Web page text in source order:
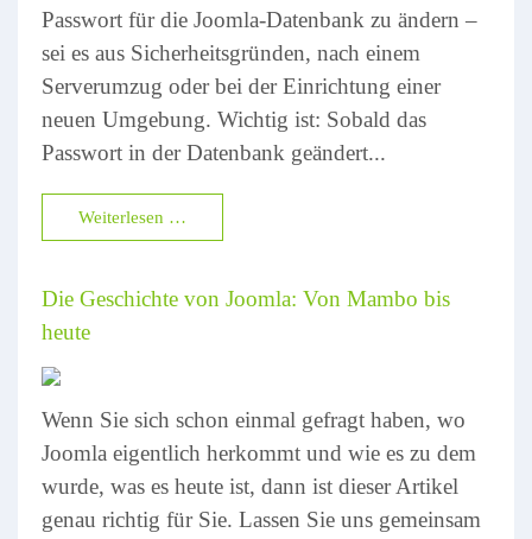
Passwort für die Joomla-Datenbank zu ändern –
sei es aus Sicherheitsgründen, nach einem
Serverumzug oder bei der Einrichtung einer
neuen Umgebung. Wichtig ist: Sobald das
Passwort in der Datenbank geändert...
Weiterlesen …
Die Geschichte von Joomla: Von Mambo bis
heute
Wenn Sie sich schon einmal gefragt haben, wo
Joomla eigentlich herkommt und wie es zu dem
wurde, was es heute ist, dann ist dieser Artikel
genau richtig für Sie. Lassen Sie uns gemeinsam